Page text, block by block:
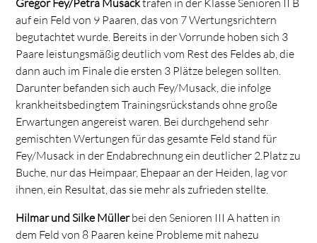
auf ein Feld von 9 Paaren, das von 7 Wertungsrichtern
begutachtet wurde. Bereits in der Vorrunde hoben sich 3
Paare leistungsmäßig deutlich vom Rest des Feldes ab, die
dann auch im Finale die ersten 3 Plätze belegen sollten.
Darunter befanden sich auch Fey/Musack, die infolge
krankheitsbedingtem Trainingsrückstands ohne große
Erwartungen angereist waren. Bei durchgehend sehr
gemischten Wertungen für das gesamte Feld stand für
Fey/Musack in der Endabrechnung ein deutlicher 2.Platz zu
Buche, nur das Heimpaar, Ehepaar an der Heiden, lag vor
ihnen, ein Resultat, das sie mehr als zufrieden stellte.
Hilmar und Silke Müllerbei den Senioren III A hatten in
dem Feld von 8 Paaren keine Probleme mit nahezu